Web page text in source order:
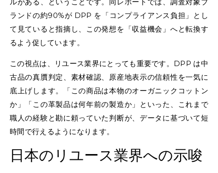
ランドの約90%が DPP を「コンプライアンス負担」とし
て見ていると指摘し、この発想を「収益機会」へと転換す
るよう促しています。
この視点は、リユース業界にとっても重要です。DPP は中
古品の真贋判定、素材確認、原産地表示の信頼性を一気に
底上げします。「この商品は本物のオーガニックコットン
か」「この革製品は何年前の製造か」といった、これまで
職人の経験と勘に頼っていた判断が、データに基づいて短
時間で行えるようになります。
日本のリユース業界への示唆